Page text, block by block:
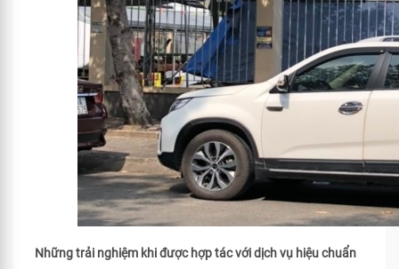
Những trải nghiệm khi được hợp tác với dịch vụ hiệu chuẩn